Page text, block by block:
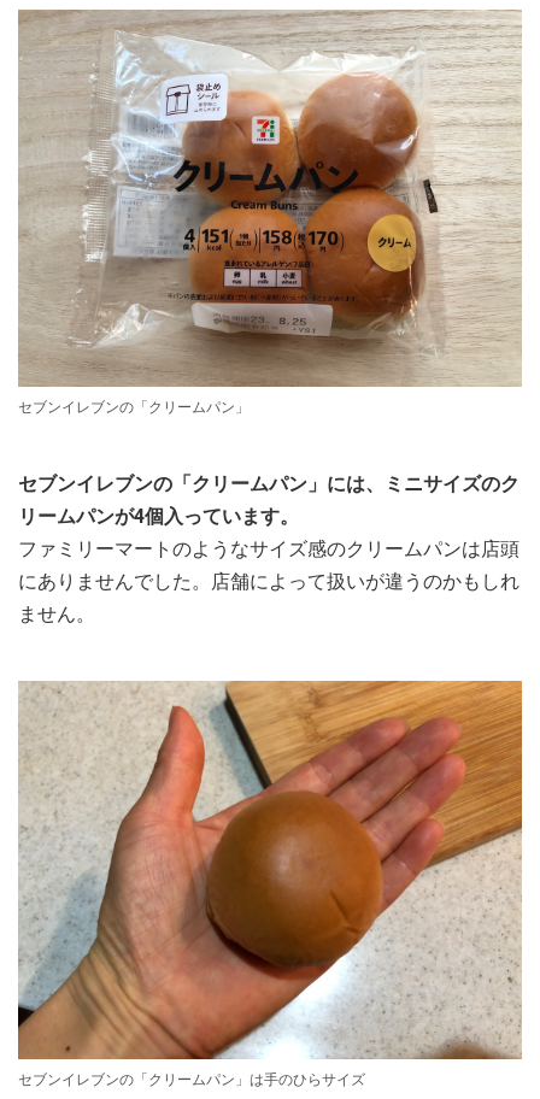
セブンイレブンの「クリームパン」
セブンイレブンの「クリームパン」には、ミニサイズのク
リームパンが4個入っています。
ファミリーマートのようなサイズ感のクリームパンは店頭
にありませんでした。店舗によって扱いが違うのかもしれ
ません。
セブンイレブンの「クリームパン」は手のひらサイズ